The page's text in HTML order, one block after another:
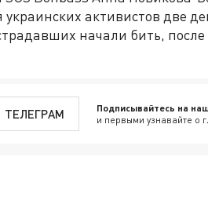
украинских активистов две
начали бить, после
ТЕЛЕГРАМ Подписывайтесь на
и первыми узнавайте о